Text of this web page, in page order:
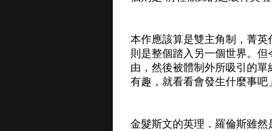
本作應該算是雙主角制，菁
則是整個踏入另一個世界。
由，然後被體制外所吸引的
有趣，就看看會發生什麼事吧
金髮斯文的英理．羅倫斯雖